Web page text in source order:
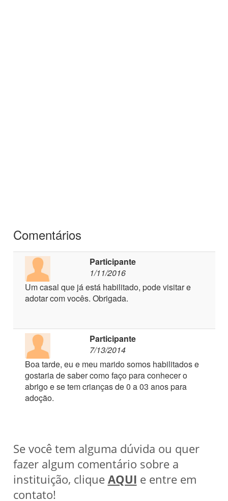
Comentários
Participante
1/11/2016
Um casal que já está habilitado, pode visitar e
adotar com vocês. Obrigada.
Participante
7/13/2014
Boa tarde, eu e meu marido somos habilitados e
gostaria de saber como faço para conhecer o
abrigo e se tem crianças de 0 a 03 anos para
adoção.
Se você tem alguma dúvida ou quer
fazer algum comentário sobre a
instituição, clique AQUI e entre em
contato!